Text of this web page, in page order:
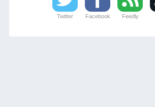
Twitter Facebook Feedly